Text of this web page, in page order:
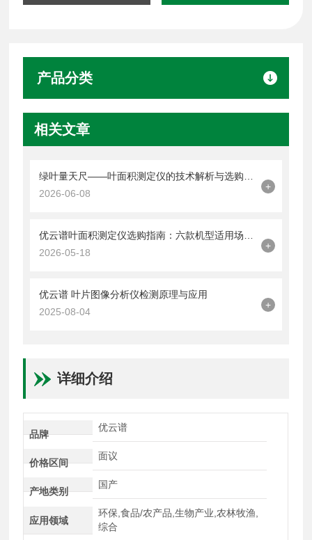
产品分类
相关文章
绿叶量天尺——叶面积测定仪的技术解析与选购要点
2026-06-08
+
优云谱叶面积测定仪选购指南：六款机型适用场景详解
2026-05-18
+
优云谱 叶片图像分析仪检测原理与应用
2025-08-04
+
详细介绍
品牌
优云谱
价格区间
面议
产地类别
国产
应用领域
环保,食品/农产品,生物产业,农林牧渔,
综合